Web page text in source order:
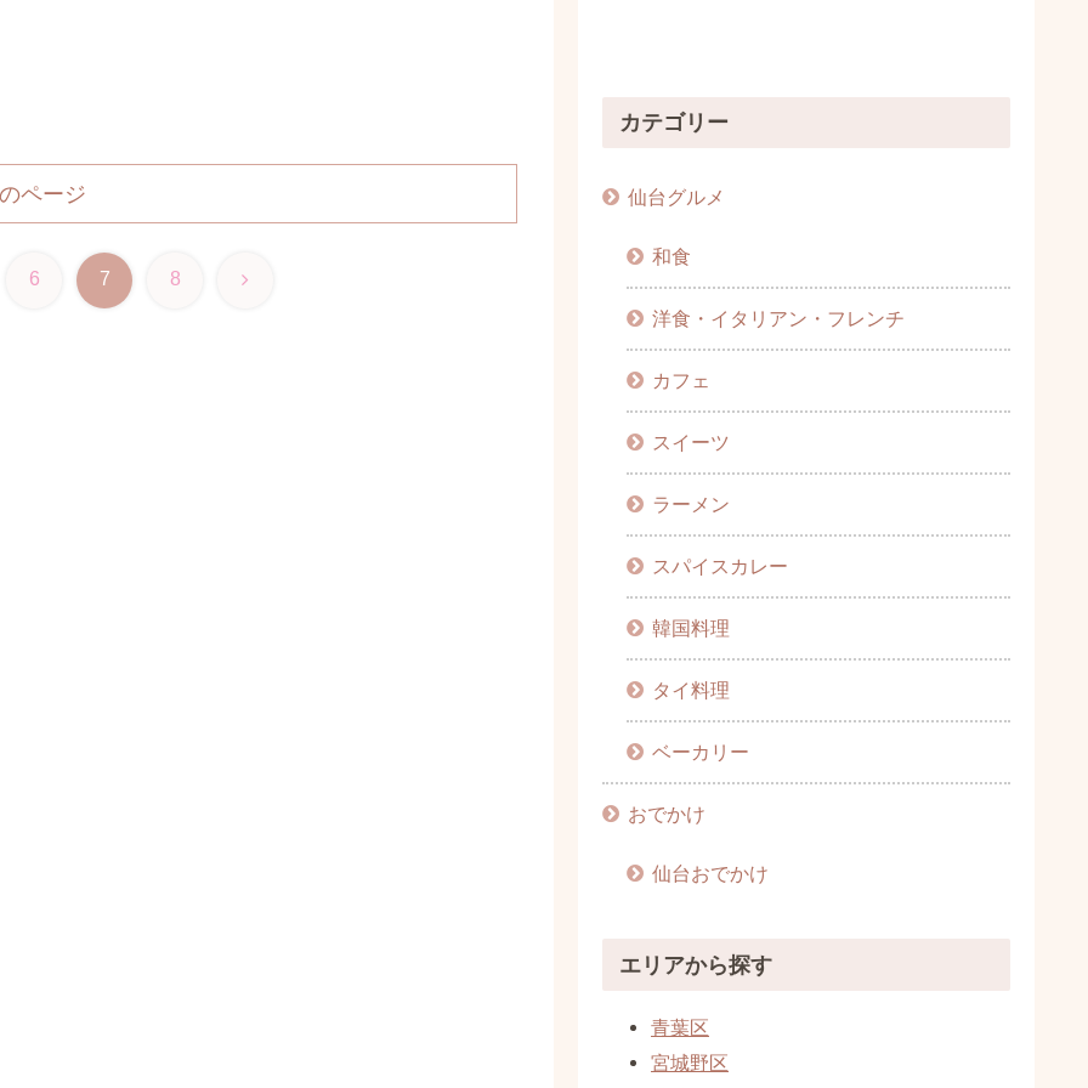
ページ
6 7 8 次
カテゴリー
仙台グルメ
和食
洋食・イタリアン・フレンチ
カフェ
スイーツ
ラーメン
スパイスカレー
韓国料理
タイ料理
ベーカリー
おでかけ
仙台おでかけ
エリアから探す
青葉区
宮城野区